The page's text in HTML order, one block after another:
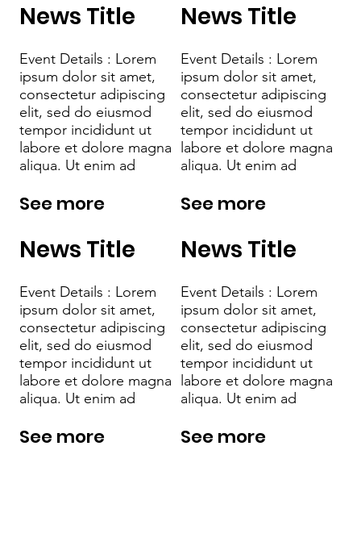
Event Details : Lorem
ipsum dolor sit amet,
consectetur adipiscing
elit, sed do eiusmod
tempor incididunt ut
labore et dolore magna
aliqua. Ut enim ad
See more
News Title
Event Details : Lorem
ipsum dolor sit amet,
consectetur adipiscing
elit, sed do eiusmod
tempor incididunt ut
labore et dolore magna
aliqua. Ut enim ad
See more
News Title
Event Details : Lorem
ipsum dolor sit amet,
consectetur adipiscing
elit, sed do eiusmod
tempor incididunt ut
labore et dolore magna
aliqua. Ut enim ad
See more
News Title
Event Details : Lorem
ipsum dolor sit amet,
consectetur adipiscing
elit, sed do eiusmod
tempor incididunt ut
labore et dolore magna
aliqua. Ut enim ad
See more
News Title